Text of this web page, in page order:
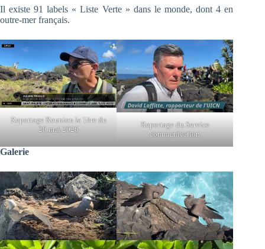
Il existe 91 labels « Liste Verte » dans le monde, dont 4 en
outre-mer français.
Reportage Reunion la 1ère du
20 mai 2026
Reportage du Service
communication
Galerie